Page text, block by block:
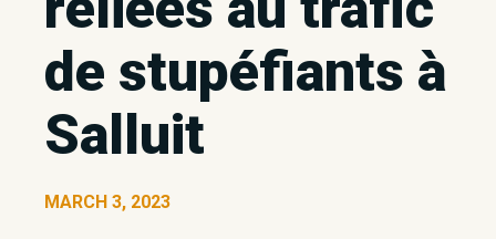
de stupéfiants à
Salluit
MARCH 3, 2023